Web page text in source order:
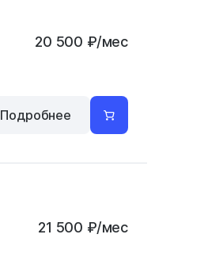
20 500 ₽/мес
Подробнее
21 500 ₽/мес